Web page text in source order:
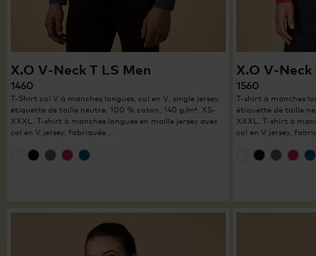
X.O V-Neck T LS Men
1460
T-Shirt col V à manches longues, col en V, single jersey,
étiquette de taille neutre, 100 % coton, 140 g/m², XS-
XXXL. T-shirt à manches longues en maille jersey avec
col en V jersey, fabriquée …
X.O V-Neck
1560
T-shirt à manches
étiquette de taille
XXXL. T-shirt à
col en V jersey,